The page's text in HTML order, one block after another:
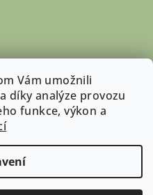
Vám umožnili
díky analýze provozu
funkce, výkon a
shop.cz. Všechna práva